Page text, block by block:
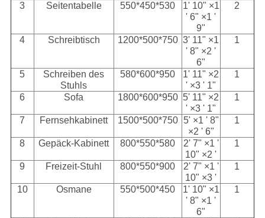
3 Seitentabelle 550*450*530
1' 10" ×1
' 6" ×1 '
9"
2
4 Schreibtisch 1200*500*750 3' 11" ×1
' 8" ×2 '
6"
1
5
Schreiben des
Stuhls
580*600*950
1' 11" ×2
' ×3 ' 1"
1
6 Sofa 1800*600*950 5' 11" ×2
' ×3 ' 1"
1
7 Fernsehkabinett 1500*500*750 5' ×1 ' 8"
×2 ' 6"
1
8 Gepäck-Kabinett 800*550*580
2' 7" ×1 '
10" ×2 '
1
9 Freizeit-Stuhl 800*550*900
2' 7" ×1 '
10" ×3 '
1
10 Osmane 550*500*450
1' 10" ×1
' 8" ×1 '
6"
1